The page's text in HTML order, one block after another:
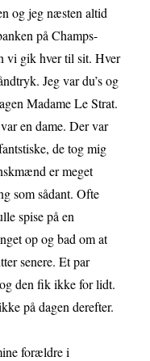
og jeg næsten altid
på Champs-
vi gik hver til sit. Hver
Jeg var du’s og
Madame Le Strat.
en dame. Der var
de tog mig
er meget
som sådant. Ofte
spise på en
op og bad om at
senere. Et par
den fik ikke for lidt.
på dagen derefter.
forældre i